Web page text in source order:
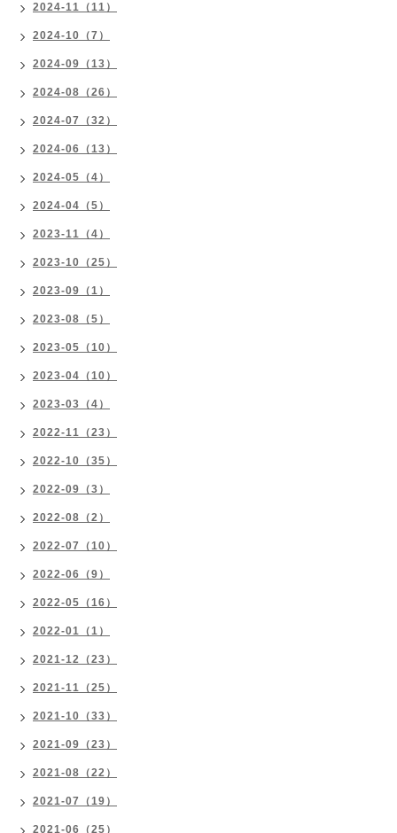
2024-11（11）
2024-10（7）
2024-09（13）
2024-08（26）
2024-07（32）
2024-06（13）
2024-05（4）
2024-04（5）
2023-11（4）
2023-10（25）
2023-09（1）
2023-08（5）
2023-05（10）
2023-04（10）
2023-03（4）
2022-11（23）
2022-10（35）
2022-09（3）
2022-08（2）
2022-07（10）
2022-06（9）
2022-05（16）
2022-01（1）
2021-12（23）
2021-11（25）
2021-10（33）
2021-09（23）
2021-08（22）
2021-07（19）
2021-06（25）